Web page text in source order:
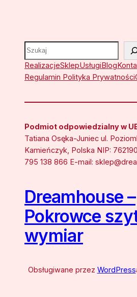
Szukaj
RealizacjeSklepUsługiBlog
Regulamin Polityka Prywatności
Podmiot odpowiedzialny w
Tatiana Osęka-Juniec ul.
Kamieńczyk, Polska NIP:
795 138 866 E-mail:
Dreamhouse –
Pokrowce
wymiar
Obsługiwane przez WordPress